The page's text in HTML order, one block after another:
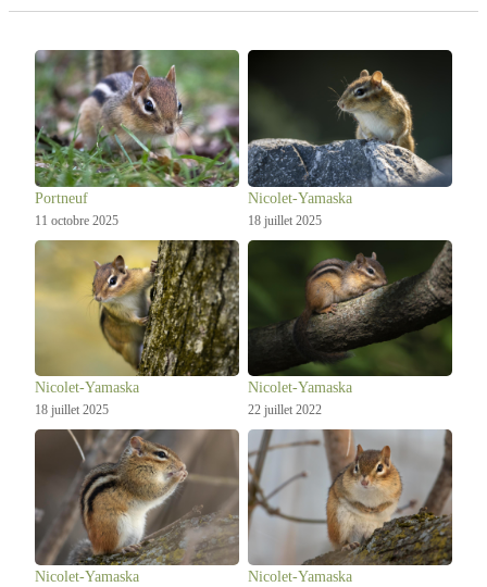
Portneuf
11 octobre 2025
Nicolet-Yamaska
18 juillet 2025
Nicolet-Yamaska
18 juillet 2025
Nicolet-Yamaska
22 juillet 2022
Nicolet-Yamaska Nicolet-Yamaska